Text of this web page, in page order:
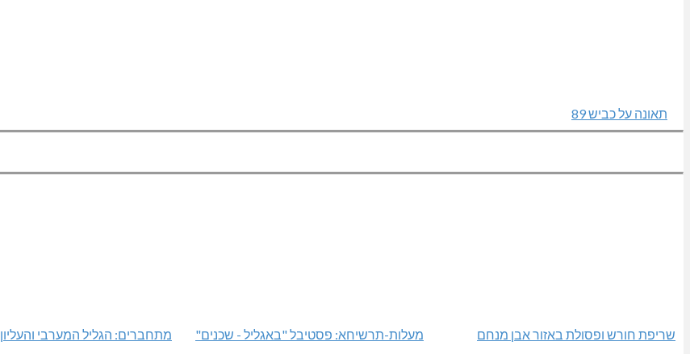
תאונה על כביש 89
שריפת חורש ופסולת באזור אבן מנחם מעלות-תרשיחא: פסטיבל "באגליל - שכנים" מתחברים: הגליל המערבי והעליון